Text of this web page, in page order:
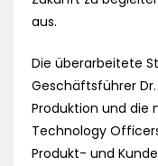
aus.
Die überarbeitete
Geschäftsführer
Produktion und die
Technology
Produkt- und